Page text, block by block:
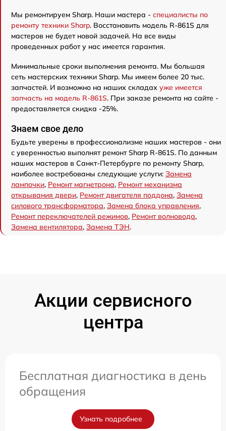
Мы ремонтируем Sharp. Наши мастера - специалисты по
ремонту техники Sharp. Восстановить модель R-861S для
мастеров не будет новой задачей. На все виды
проведенных работ у нас имеется гарантия.
Минимальные сроки выполнения ремонта. Мы большая
сеть мастерских техники Sharp. Мы имеем более 20 тыс.
запчастей. И возможно на наших складах уже имеется
запчасть на модель R-861S. При заказе ремонта на сайте -
предоставляется скидка -25%.
Знаем свое дело
Будьте уверены в профессионализме наших мастеров - они
с уверенностью выполнят ремонт Sharp R-861S. По данным
наших мастеров в Санкт-Петербурге по ремонту Sharp,
наиболее востребованы следующие услуги: Замена
лампочки, Ремонт магнетрона, Ремонт механизма
открывания двери, Ремонт двигателя поддона, Замена
силового трансформатора, Замена блока управления,
Ремонт переключателей режимов, Ремонт волновода,
Замена вентилятора, Замена ТЭН.
Акции сервисного
центра
Бесплатная диагностика в день
обращения
Узнать подробнее